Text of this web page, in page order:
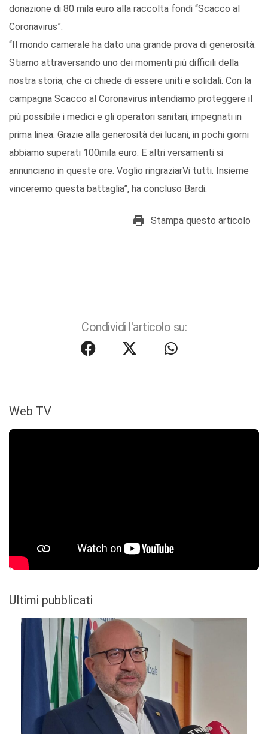
donazione di 80 mila euro alla raccolta fondi “Scacco al
Coronavirus”.
“Il mondo camerale ha dato una grande prova di generosità.
Stiamo attraversando uno dei momenti più difficili della
nostra storia, che ci chiede di essere uniti e solidali. Con la
campagna Scacco al Coronavirus intendiamo proteggere il
più possibile i medici e gli operatori sanitari, impegnati in
prima linea. Grazie alla generosità dei lucani, in pochi giorni
abbiamo superati 100mila euro. E altri versamenti si
annunciano in queste ore. Voglio ringraziarVi tutti. Insieme
vinceremo questa battaglia”, ha concluso Bardi.
Stampa questo articolo
Condividi l'articolo su:
Web TV
Ultimi pubblicati